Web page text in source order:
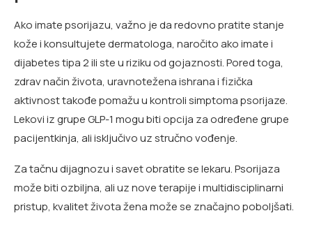
Ako imate psorijazu, važno je da redovno pratite stanje
kože i konsultujete dermatologa, naročito ako imate i
dijabetes tipa 2 ili ste u riziku od gojaznosti. Pored toga,
zdrav način života, uravnotežena ishrana i fizička
aktivnost takođe pomažu u kontroli simptoma psorijaze.
Lekovi iz grupe GLP-1 mogu biti opcija za određene grupe
pacijentkinja, ali isključivo uz stručno vođenje.
Za tačnu dijagnozu i savet obratite se lekaru. Psorijaza
može biti ozbiljna, ali uz nove terapije i multidisciplinarni
pristup, kvalitet života žena može se značajno poboljšati.